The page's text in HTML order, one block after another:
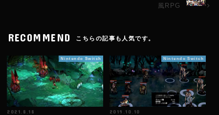
風RPG
RECOMMEND こちらの記事も人気です。
Nintendo Switch
2021.8.18
Nintendo Switch
2019.10.10